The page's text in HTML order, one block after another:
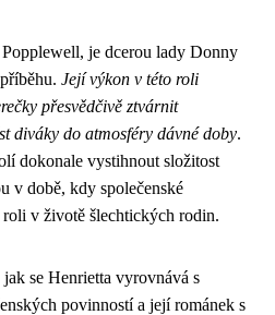
je dcerou lady Donny
Její výkon v této roli
přesvědčivě ztvárnit
diváky do atmosféry dávné doby.
dokonale vystihnout složitost
v době, kdy společenské
v životě šlechtických rodin.
se Henrietta vyrovnává s
povinností a její románek s